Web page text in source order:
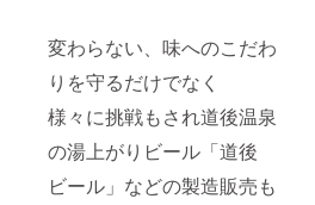
変わらない、味へのこだわ
りを守るだけでなく
様々に挑戦もされ道後温泉
の湯上がりビール「道後
ビール」などの製造販売も